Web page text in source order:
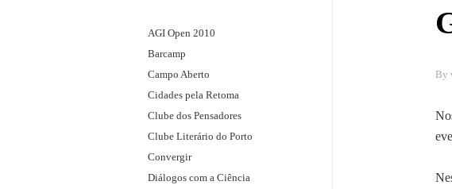
r
t
i
r
d
o
P
o
c
h
f
o
r
:
AGI Open 2010
Barcamp
Campo Aberto
Cidades pela Retoma
Clube dos Pensadores
Clube Literário do Porto
Convergir
Diálogos com a Ciência
By